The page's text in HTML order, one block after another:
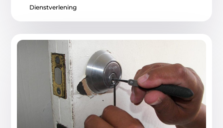
Dienstverlening